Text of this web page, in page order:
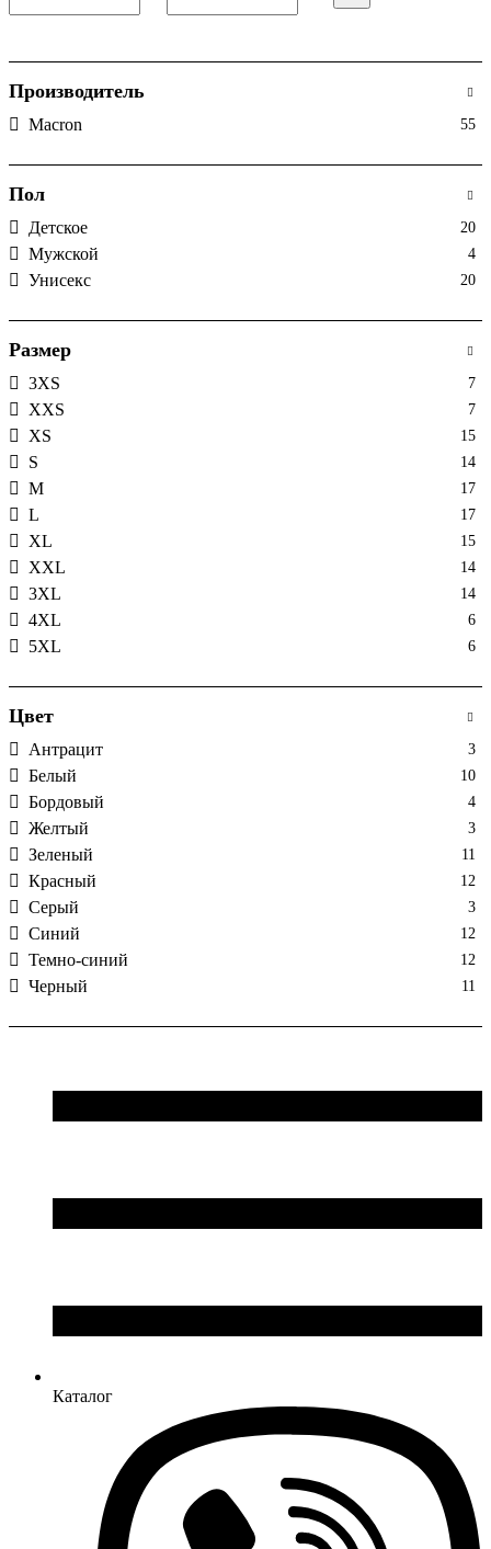
Производитель
Macron 55
Пол
Детское 20
Мужской 4
Унисекс 20
Размер
3XS 7
XXS 7
XS 15
S 14
M 17
L 17
XL 15
XXL 14
3XL 14
4XL 6
5XL 6
Цвет
Антрацит 3
Белый 10
Бордовый 4
Желтый 3
Зеленый 11
Красный 12
Серый 3
Синий 12
Темно-синий 12
Черный 11
Каталог